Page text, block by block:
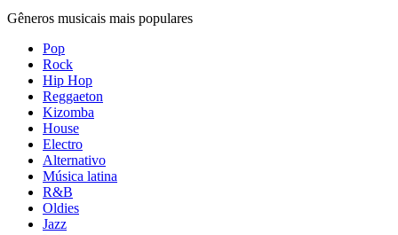
Gêneros musicais mais populares
Pop
Rock
Hip Hop
Reggaeton
Kizomba
House
Electro
Alternativo
Música latina
R&B
Oldies
Jazz